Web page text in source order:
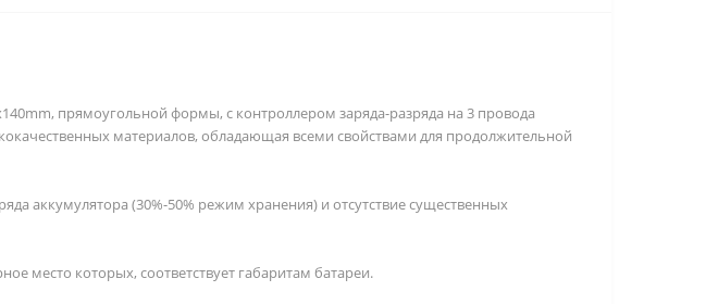
, прямоугольной формы, с контроллером заряда-разряда на 3 провода
материалов, обладающая всеми свойствами для продолжительной
аккумулятора (30%-50% режим хранения) и отсутствие существенных
место которых, соответствует габаритам батареи.